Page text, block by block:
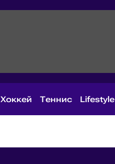
Хоккей Теннис Lifestyle